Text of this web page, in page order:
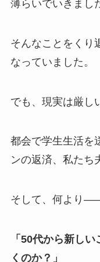
薄らいでいきまし
そんなことをくり
なっていました。
でも、現実は厳し
都会で学生生活を
ンの返済、私たち
そして、何より
「50代から新し
くのか？」